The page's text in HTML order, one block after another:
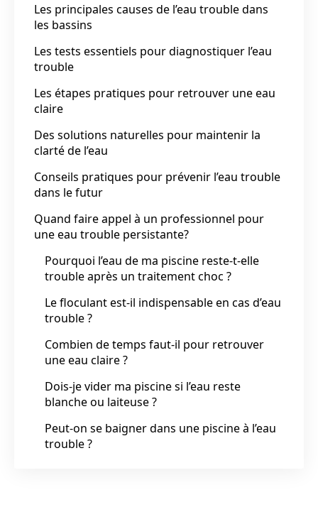
Les principales causes de l’eau trouble dans
les bassins
Les tests essentiels pour diagnostiquer l’eau
trouble
Les étapes pratiques pour retrouver une eau
claire
Des solutions naturelles pour maintenir la
clarté de l’eau
Conseils pratiques pour prévenir l’eau trouble
dans le futur
Quand faire appel à un professionnel pour
une eau trouble persistante?
Pourquoi l’eau de ma piscine reste-t-elle
trouble après un traitement choc ?
Le floculant est-il indispensable en cas d’eau
trouble ?
Combien de temps faut-il pour retrouver
une eau claire ?
Dois-je vider ma piscine si l’eau reste
blanche ou laiteuse ?
Peut-on se baigner dans une piscine à l’eau
trouble ?